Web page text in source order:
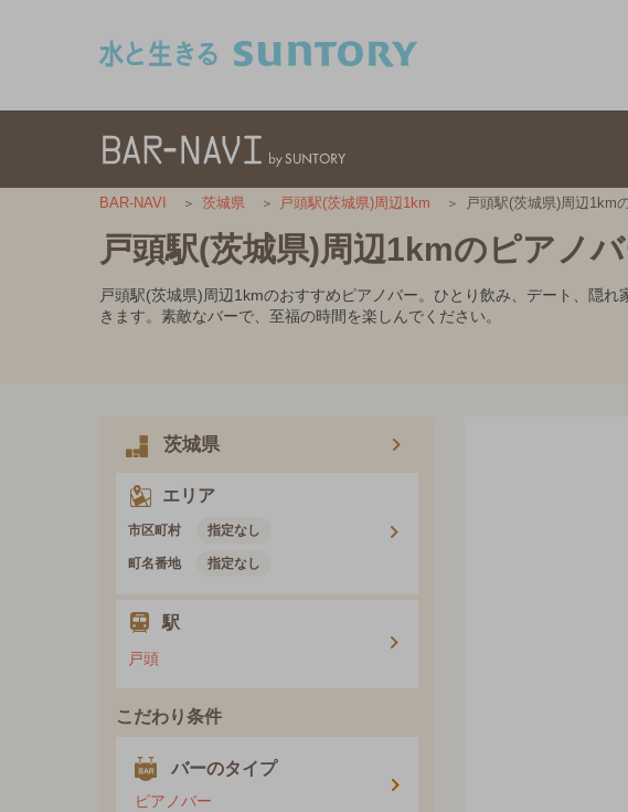
BAR-NAVI 茨城県 戸頭駅(茨城県)周辺1km 戸頭駅(茨城県)周辺1km
戸頭駅(茨城県)周辺1kmのピアノ
戸頭駅(茨城県)周辺1kmのおすすめピアノバー。ひとり飲み、デート、隠
きます。素敵なバーで、至福の時間を楽しんでください。
茨城県
エリア
市区町村 指定なし
町名番地 指定なし
駅
戸頭
こだわり条件
バーのタイプ
ピアノバー